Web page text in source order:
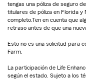
tengas una póliza de seguro
titulares de póliza en Florida y
completo.Ten en cuenta que
retraso antes de que una
Esto no es una solicitud para
Farm.
La participación de Life
según el estado. Sujeto a los